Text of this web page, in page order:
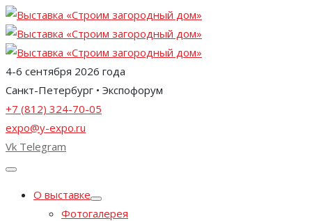
4-6 сентября 2026 года
Санкт-Петербург • Экспофорум
+7 (812) 324-70-05
expo@y-expo.ru
Vk Telegram
О выставке
Фотогалерея